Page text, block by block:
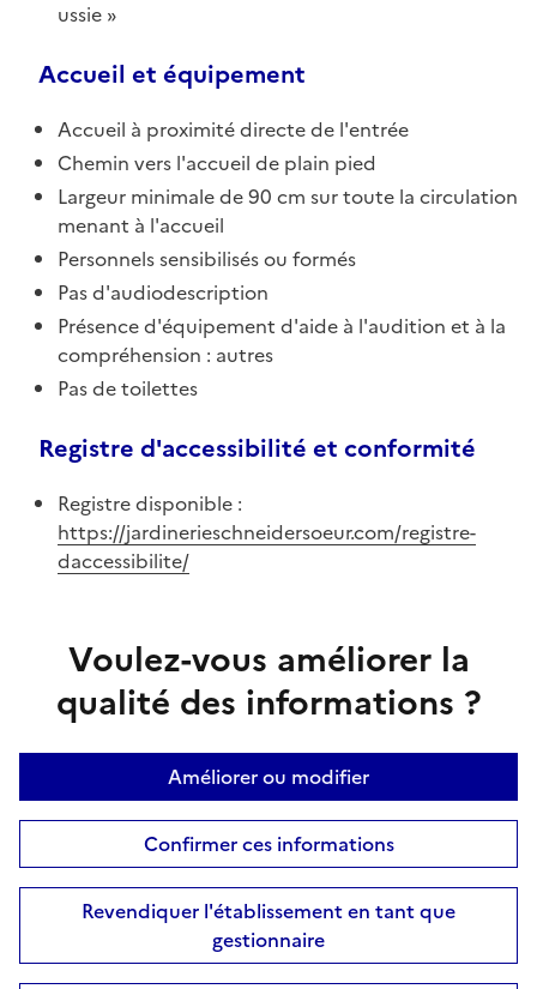
ussie
Accueil et équipement
Accueil à proximité directe de l'entrée
Chemin vers l'accueil de plain pied
Largeur minimale de 90 cm sur toute la circulation
menant à l'accueil
Personnels sensibilisés ou formés
Pas d'audiodescription
Présence d'équipement d'aide à l'audition et à la
compréhension : autres
Pas de toilettes
Registre d'accessibilité et conformité
Registre disponible :
https://jardinerieschneidersoeur.com/registre-
daccessibilite/
Voulez-vous améliorer la
qualité des informations ?
Améliorer ou modifier
Confirmer ces informations
Revendiquer l'établissement en tant que
gestionnaire